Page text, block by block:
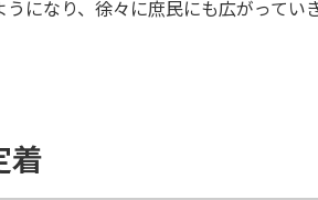
になり、徐々に庶民にも広がってい
着